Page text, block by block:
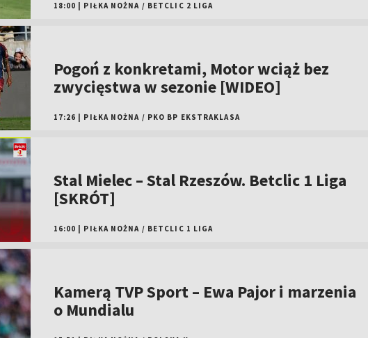
18:00 PIŁKA NOŻNA / BETCLIC 2 LIGA
Pogoń z konkretami, Motor wciąż bez
zwycięstwa w sezonie [WIDEO]
17:26 PIŁKA NOŻNA / PKO BP EKSTRAKLASA
Stal Mielec – Stal Rzeszów. Betclic 1 Liga
[SKRÓT]
16:00 PIŁKA NOŻNA / BETCLIC 1 LIGA
Kamerą TVP Sport – Ewa Pajor i marzenia
o Mundialu